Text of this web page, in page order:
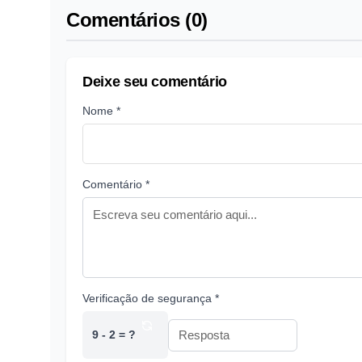
Comentários (0)
Deixe seu comentário
Nome *
Comentário *
Verificação de segurança *
9 - 2 = ?